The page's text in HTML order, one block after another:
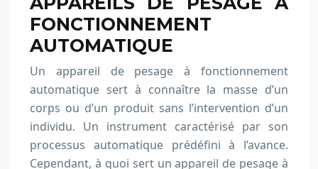
FONCTIONNEMENT
AUTOMATIQUE
Un appareil de pesage à fonctionnement
automatique sert à connaître la masse d’un
corps ou d’un produit sans l’intervention d’un
individu. Un instrument caractérisé par son
processus automatique prédéfini à l’avance.
Cependant, à quoi sert un appareil de pesage à